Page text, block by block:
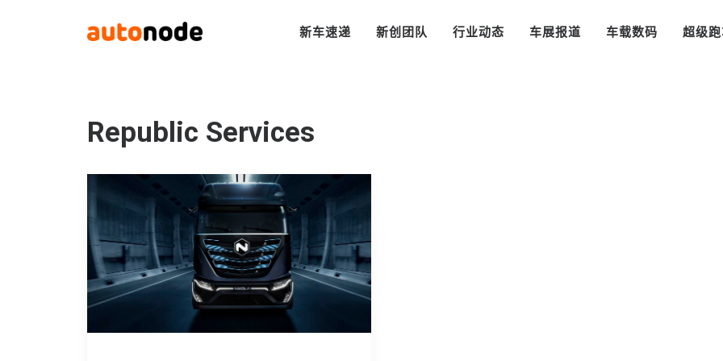
新车速递 新创团队 行业动态 车展报道 车载数码 超级
Republic Services